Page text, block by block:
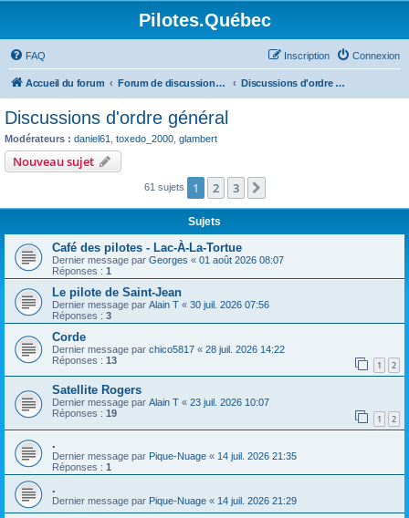
Pilotes.Québec
FAQ Connexion
Inscription
Accueil du forum Forum de discussions sur l'aviation générale Discussions d'ordre général
Discussions d'ordre général
Modérateurs : daniel61 toxedo_2000 glambert
Nouveau sujet
61 sujets 1 2 3
Sujets
Café des pilotes - Lac-À-La-Tortue
Dernier message par Georges « 01 août 2026 08:07
Réponses : 1
Le pilote de Saint-Jean
Dernier message par Alain T « 30 juil. 2026 07:56
Réponses : 3
Corde
Dernier message par chico5817 « 28 juil. 2026 14:22
Réponses : 13 1 2
Satellite Rogers
Dernier message par Alain T « 23 juil. 2026 10:07
Réponses : 19 1 2
.
Dernier message par Pique-Nuage « 14 juil. 2026 21:35
Réponses : 1
.
Dernier message par Pique-Nuage « 14 juil. 2026 21:29